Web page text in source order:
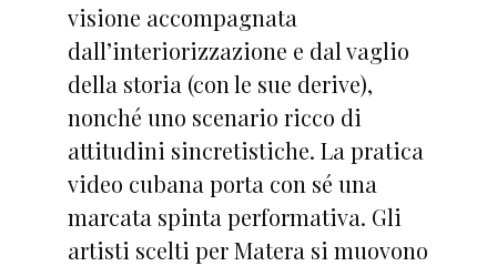
visione accompagnata
dall’interiorizzazione e dal vaglio
della storia (con le sue derive),
nonché uno scenario ricco di
attitudini sincretistiche. La pratica
video cubana porta con sé una
marcata spinta performativa. Gli
artisti scelti per Matera si muovono